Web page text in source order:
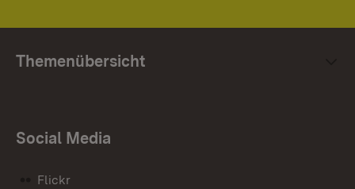
Themenübersicht
Social Media
Flickr